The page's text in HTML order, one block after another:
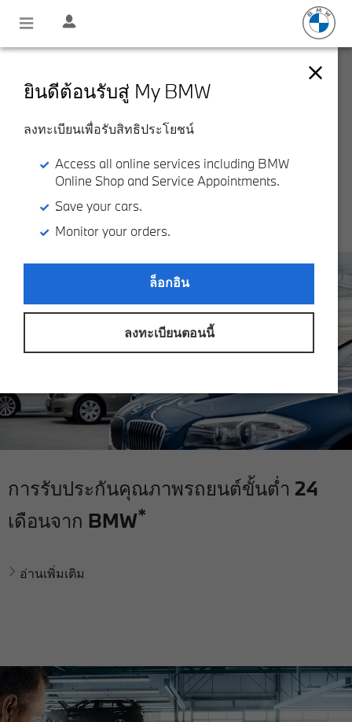
ยินดีต้อนรับสู่ My BMW
ลงทะเบียนเพื่อรับสิทธิประโยชน์
Access all online services including BMW
Online Shop and Service Appointments.
Save your cars.
Monitor your orders.
ล็อกอิน
ลงทะเบียนตอนนี้
CERTIFIED USED CAR
เหมือนใคร สงวนสิทธิ์สำหรับรถยนต์ BMW มือสองที่ตรงตามมาตรฐาน
จากทาง BMW เท่านั้นจึงจะมีสิทธิ์ได้รับ BMW Premium Selection
การรับประกันคุณภาพรถยนต์ขั้นต่ำ 24
เดือนจาก BMW*
อ่านเพิ่มเติม